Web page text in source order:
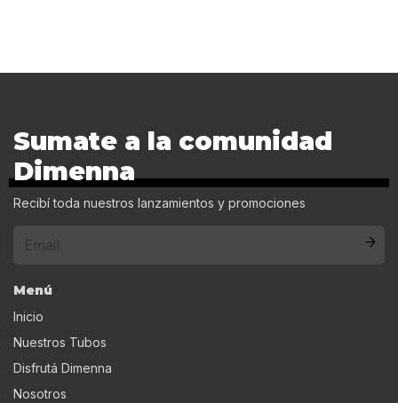
Sumate a la comunidad
Dimenna
Recibí toda nuestros lanzamientos y promociones
Menú
Inicio
Nuestros Tubos
Disfrutá Dimenna
Nosotros